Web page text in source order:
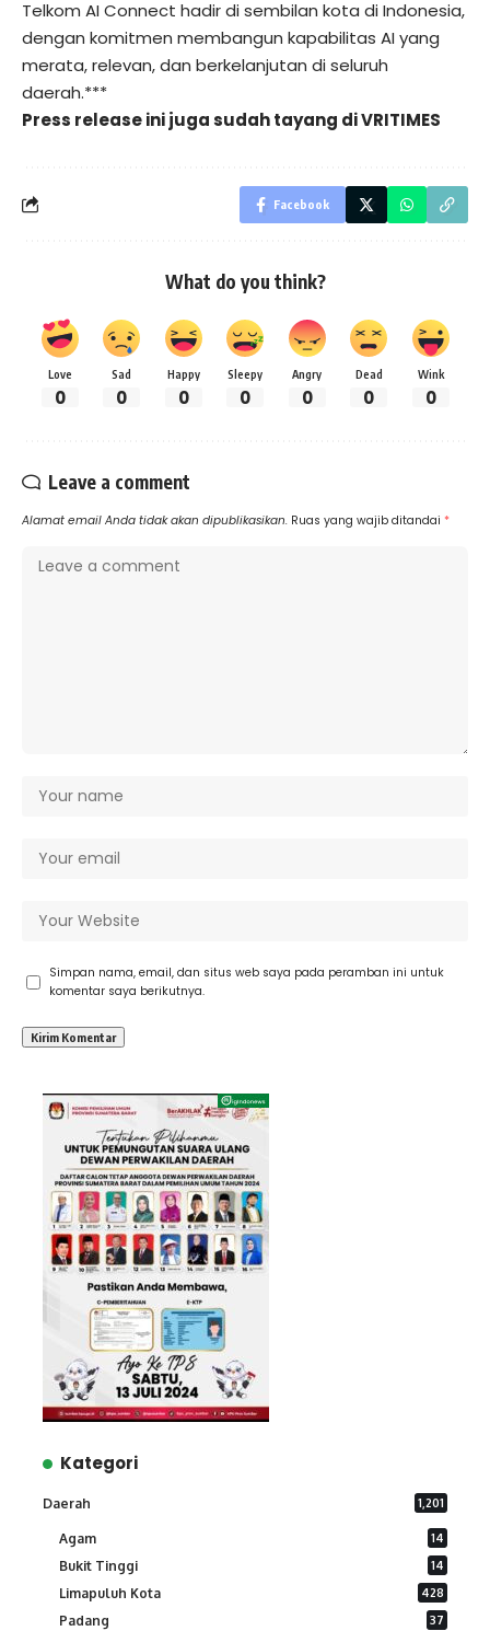
Telkom AI Connect hadir di sembilan kota di Indonesia,
dengan komitmen membangun kapabilitas AI yang
merata, relevan, dan berkelanjutan di seluruh
daerah.***
Press release ini juga sudah tayang diVRITIMES
Facebook
What do you think?
Love
0
Sad
0
Happy
0
Sleepy
0
Angry
0
Dead
0
Wink
0
Leave a comment
Alamat email Anda tidak akan dipublikasikan. Ruas yang wajib ditandai *
Simpan nama, email, dan situs web saya pada peramban ini untuk
komentar saya berikutnya.
Kategori
Daerah 1,201
Agam 14
Bukit Tinggi 14
Limapuluh Kota 428
Padang 37